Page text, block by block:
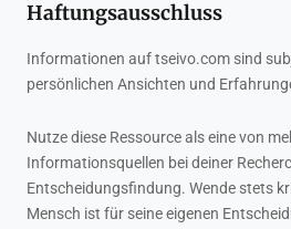
Haftungsausschluss
Informationen auf tseivo.com sind
persönlichen Ansichten und
Nutze diese Ressource als eine von
Informationsquellen bei deiner
Entscheidungsfindung. Wende stets
Mensch ist für seine eigenen